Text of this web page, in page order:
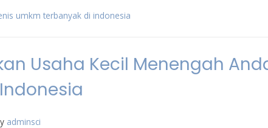
umkm terbanyak di indonesia
Usaha Kecil Menengah
adminsci